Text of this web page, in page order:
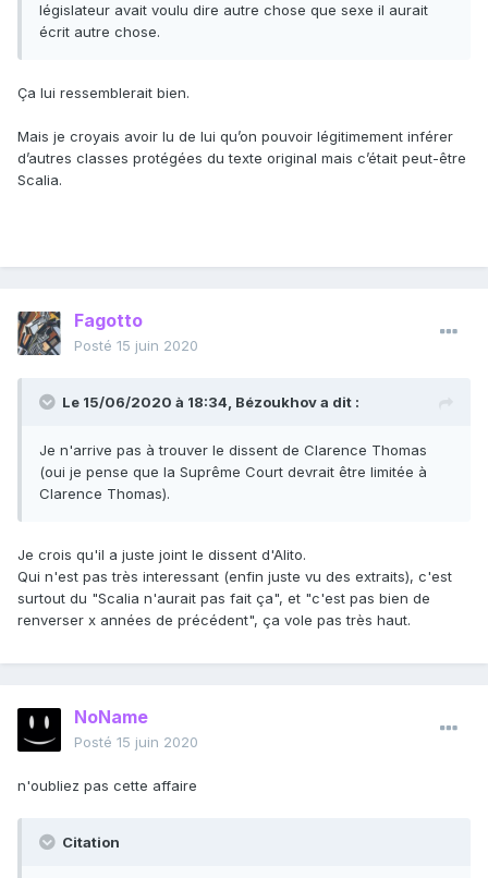
législateur avait voulu dire autre chose que sexe il aurait
écrit autre chose.
Ça lui ressemblerait bien.
Mais je croyais avoir lu de lui qu’on pouvoir légitimement inférer
d’autres classes protégées du texte original mais c’était peut-être
Scalia.
Fagotto
Posté 15 juin 2020
Le 15/06/2020 à 18:34, Bézoukhova dit :
Je n'arrive pas à trouver le dissent de Clarence Thomas
(oui je pense que la Suprême Court devrait être limitée à
Clarence Thomas).
Je crois qu'il a juste joint le dissent d'Alito.
Qui n'est pas très interessant (enfin juste vu des extraits), c'est
surtout du "Scalia n'aurait pas fait ça", et "c'est pas bien de
renverser x années de précédent", ça vole pas très haut.
NoName
Posté 15 juin 2020
n'oubliez pas cette affaire
Citation